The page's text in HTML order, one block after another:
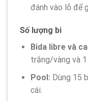
đánh vào lỗ để
Số lượng bi
Bida libre và
trắng/vàng và
Pool: Dùng 15
cái.